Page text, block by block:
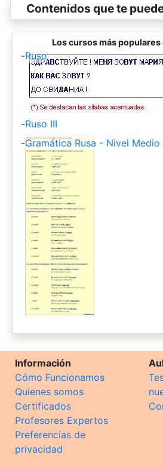
Contenidos que te
Los cursos más populares
-Ruso
-Ruso III
-Gramática Rusa - Nivel Medio
Información
Cómo Funcionamos
Quienes somos
Certificados
Profesores Expertos
Preferencias de
privacidad